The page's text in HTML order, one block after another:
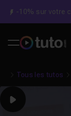
-10% sur votre
Tous les tutos
Play